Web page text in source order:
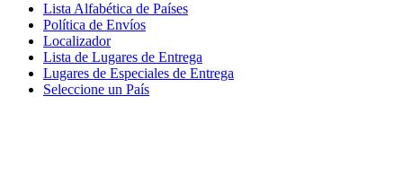
Lista Alfabética de Países
Política de Envíos
Localizador
Lista de Lugares de Entrega
Lugares de Especiales de Entrega
Seleccione un País